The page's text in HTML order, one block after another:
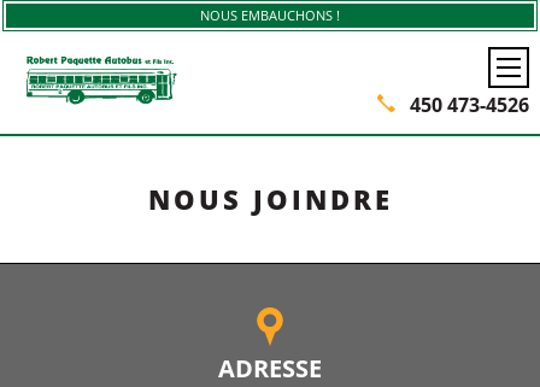
Aller au contenu principal
450 473-4526
NOUS EMBAUCHONS !
NOUS JOINDRE
ADRESSE